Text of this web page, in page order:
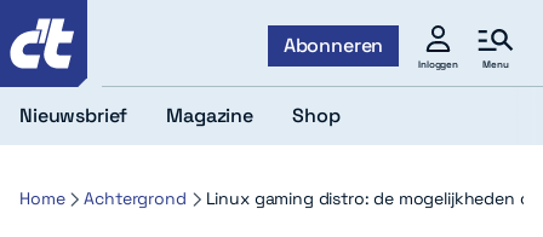
Abonneren
Inloggen Menu
Nieuwsbrief Magazine Shop
Home Achtergrond Linux gaming distro: de mogelijkheden